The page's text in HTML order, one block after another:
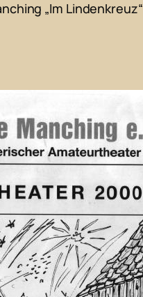
„Im Lindenkreuz“